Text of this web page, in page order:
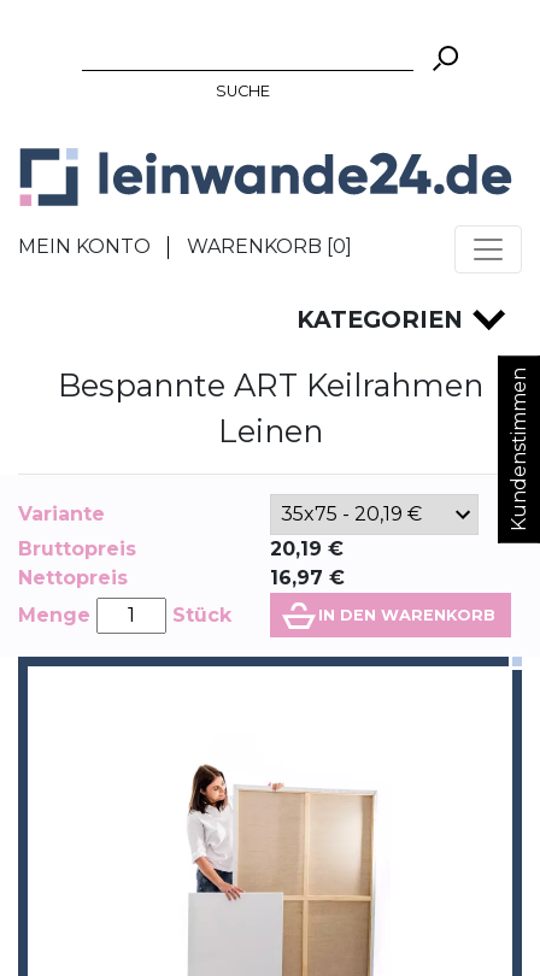
SUCHE
MEIN KONTO WARENKORB [0]
Kundenstimmen
KATEGORIEN
Bespannte ART Keilrahmen
Leinen
Variante
Bruttopreis
20,19 €
Nettopreis
16,97 €
Menge
Stück IN DEN WARENKORB